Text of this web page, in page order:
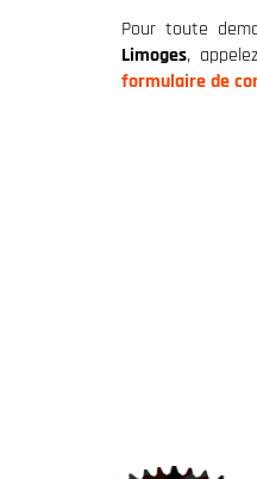
Pour toute
Limoges,
formulaire de